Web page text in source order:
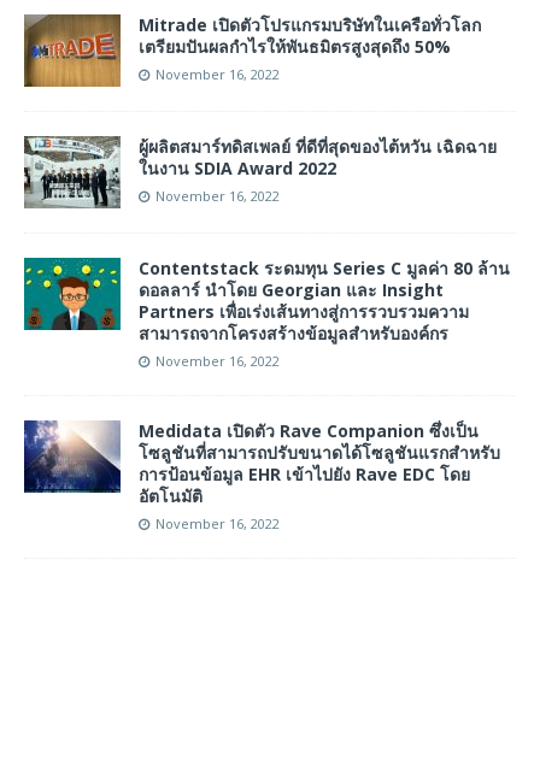
Mitrade เปิดตัวโปรแกรมบริษัทในเครือทั่วโลก
เตรียมปันผลกำไรให้พันธมิตรสูงสุดถึง 50%
November 16, 2022
ผู้ผลิตสมาร์ทดิสเพลย์ ที่ดีที่สุดของไต้หวัน เฉิดฉาย
ในงาน SDIA Award 2022
November 16, 2022
Contentstack ระดมทุน Series C มูลค่า 80 ล้าน
ดอลลาร์ นำโดย Georgian และ Insight
Partners เพื่อเร่งเส้นทางสู่การรวบรวมความ
สามารถจากโครงสร้างข้อมูลสำหรับองค์กร
November 16, 2022
Medidata เปิดตัว Rave Companion ซึ่งเป็น
โซลูชันที่สามารถปรับขนาดได้โซลูชันแรกสำหรับ
การป้อนข้อมูล EHR เข้าไปยัง Rave EDC โดย
อัตโนมัติ
November 16, 2022